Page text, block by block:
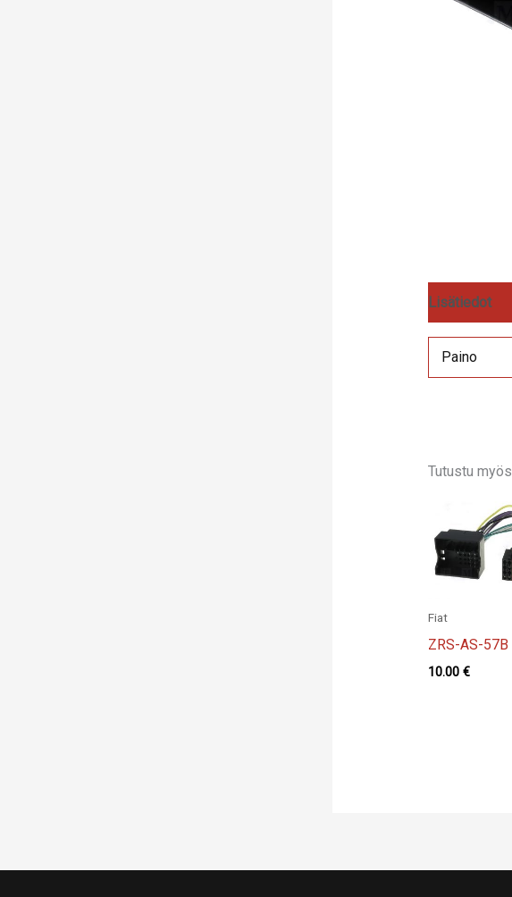
Lisätiedot
Paino
Tutustu myös
Fiat
ZRS-AS-57B
10.00 €